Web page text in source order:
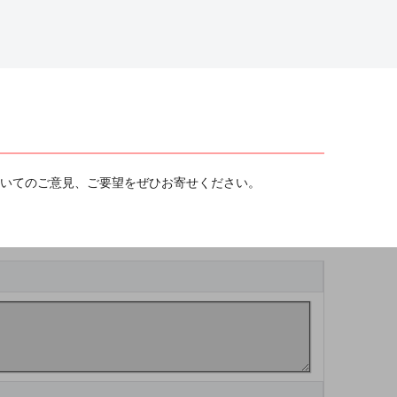
のご意見、ご要望をぜひお寄せください。